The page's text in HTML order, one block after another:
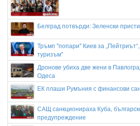
Белград потвърди: Зеленски
Тръмп "попари" Киев за
туризъм"
Дронове убиха две жени в
Одеса
ЕК плаши Румъния с финансови
САЩ санкционираха Куба,
предупреждение